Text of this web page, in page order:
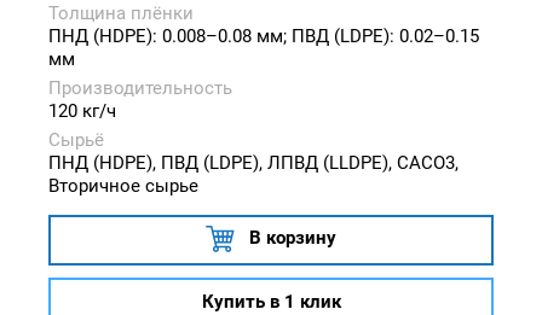
Толщина плёнки
ПНД (HDPE): 0.008–0.08 мм; ПВД (LDPE): 0.02–0.15
мм
Производительность
120 кг/ч
Сырьё
ПНД (HDPE), ПВД (LDPE), ЛПВД (LLDPE), CACO3,
Вторичное сырье
В корзину
Купить в 1 клик